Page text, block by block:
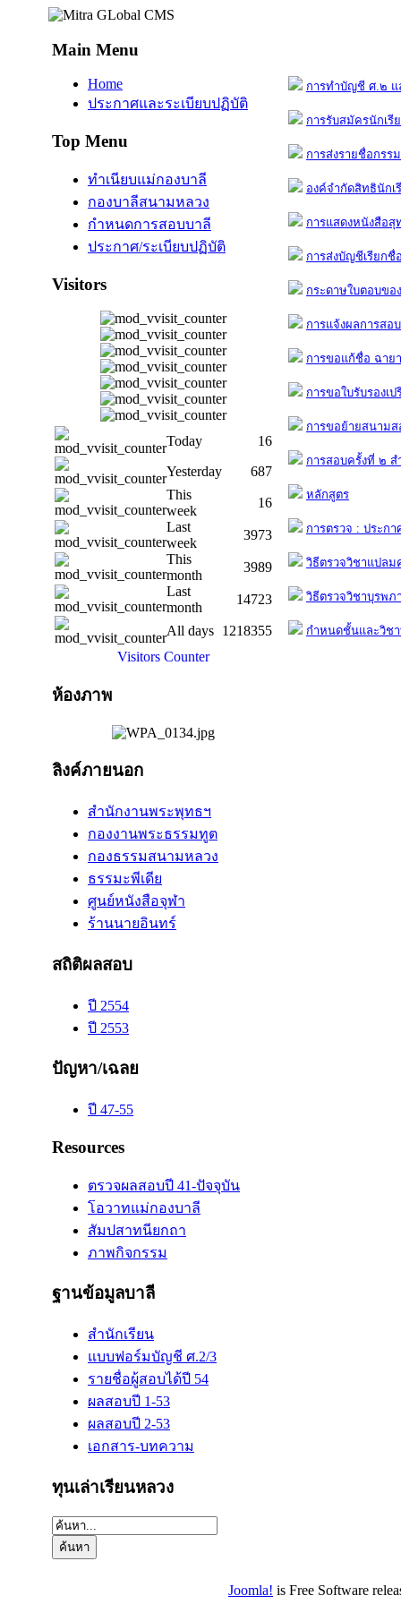
Main Menu
Home
ประกาศและระเบียบปฏิบัติ
Top Menu
ทำเนียบแม่กองบาลี
กองบาลีสนามหลวง
กำหนดการสอบบาลี
ประกาศ/ระเบียบปฏิบัติ
Visitors
Today
16
Yesterday
687
This
week
16
Last
week
3973
This
month
3989
Last
month
14723
All days 1218355
Visitors Counter
ห้องภาพ
ลิงค์ภายนอก
สำนักงานพระพุทธฯ
กองงานพระธรรมทูต
กองธรรมสนามหลวง
ธรรมะพีเดีย
ศูนย์หนังสือจุฬา
ร้านนายอินทร์
สถิติผลสอบ
ปี 2554
ปี 2553
ปัญหา/เฉลย
ปี 47-55
Resources
ตรวจผลสอบปี 41-ปัจจุบัน
โอวาทแม่กองบาลี
สัมปสาทนียกถา
ภาพกิจกรรม
ฐานข้อมูลบาลี
สำนักเรียน
แบบฟอร์มบัญชี ศ.2/3
รายชื่อผู้สอบได้ปี 54
ผลสอบปี 1-53
ผลสอบปี 2-53
เอกสาร-บทความ
ทุนเล่าเรียนหลวง
การทำบัญชี ศ.๒ แ
การรับสมัครนักเรี
การส่งรายชื่อกรร
องค์จำกัดสิทธินัก
การแสดงหนังสือสุ
การส่งบัญชีเรียก
กระดาษใบตอบขอ
การแจ้งผลการสอ
การขอแก้ชื่อ ฉาย
การขอใบรับรองเ
การขอย้ายสนาม
การสอบครั้งที่ ๒
หลักสูตร
การตรวจ : ประก
วิธีตรวจวิชาแปล
วิธีตรวจวิชาบุรพ
กำหนดชั้นและวิช
Joomla! is Free Software